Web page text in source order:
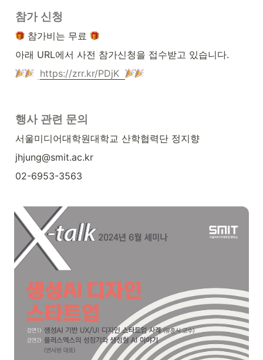
참가 신청
참가비는 무료
아래 URL에서 사전 참가신청을 접수받고 있습니다.
https://zrr.kr/PDjK
행사 관련 문의
서울미디어대학원대학교 산학협력단 정지향
jhjung@smit.ac.kr
02-6953-3563